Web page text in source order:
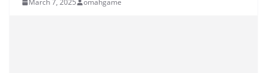
March 7, 2025 omahgame